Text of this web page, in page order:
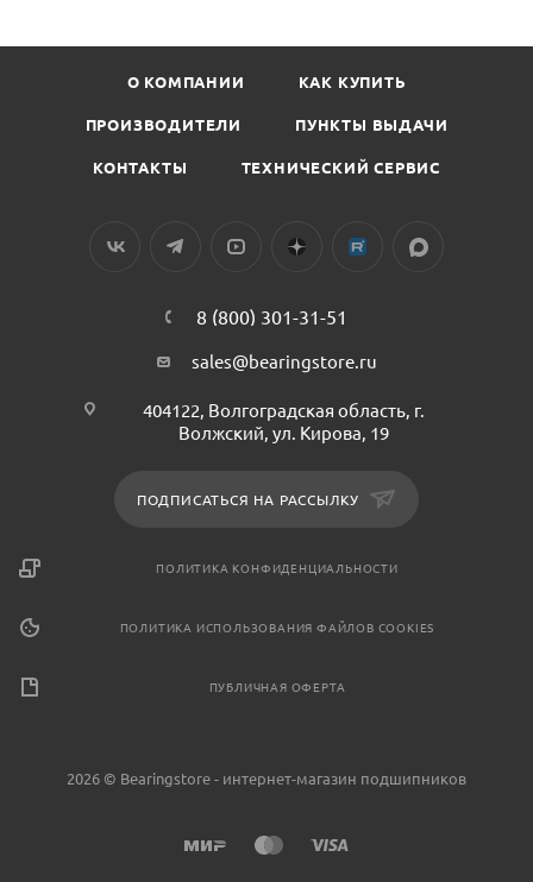
О КОМПАНИИ КАК КУПИТЬ
ПРОИЗВОДИТЕЛИ ПУНКТЫ ВЫДАЧИ
КОНТАКТЫ ТЕХНИЧЕСКИЙ СЕРВИС
8 (800) 301-31-51
sales@bearingstore.ru
404122, Волгоградская область, г.
Волжский, ул. Кирова, 19
ПОДПИСАТЬСЯ НА РАССЫЛКУ
ПОЛИТИКА КОНФИДЕНЦИАЛЬНОСТИ
ПОЛИТИКА ИСПОЛЬЗОВАНИЯ ФАЙЛОВ COOKIES
ПУБЛИЧНАЯ ОФЕРТА
2026 © Bearingstore - интернет-магазин подшипников